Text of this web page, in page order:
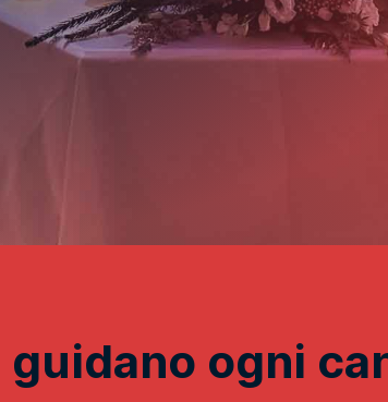
ogni